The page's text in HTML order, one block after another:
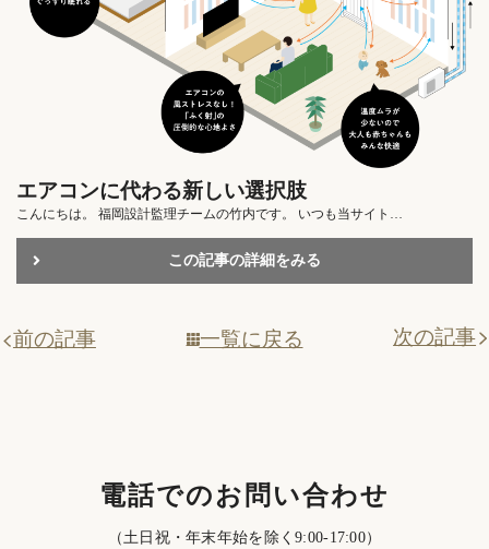
エアコンに代わる新しい選択肢
こんにちは。 福岡設計監理チームの竹内です。 いつも当サイト…
この記事の詳細をみる
前の記事 一覧に戻る 次の記事
電話でのお問い合わせ
（土日祝・年末年始を除く9:00-17:00）